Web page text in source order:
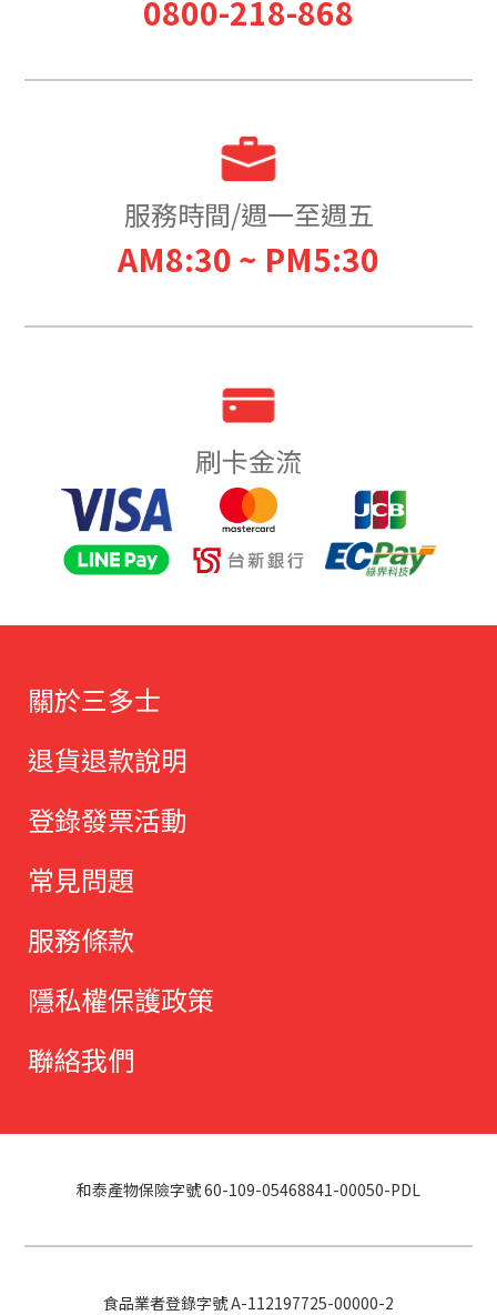
0800-218-868
服務時間/週一至週五
AM8:30 ~ PM5:30
刷卡金流
關於三多士
退貨退款說明
登錄發票活動
常見問題
服務條款
隱私權保護政策
聯絡我們
和泰產物保險字號 60-109-05468841-00050-PDL
食品業者登錄字號 A-112197725-00000-2